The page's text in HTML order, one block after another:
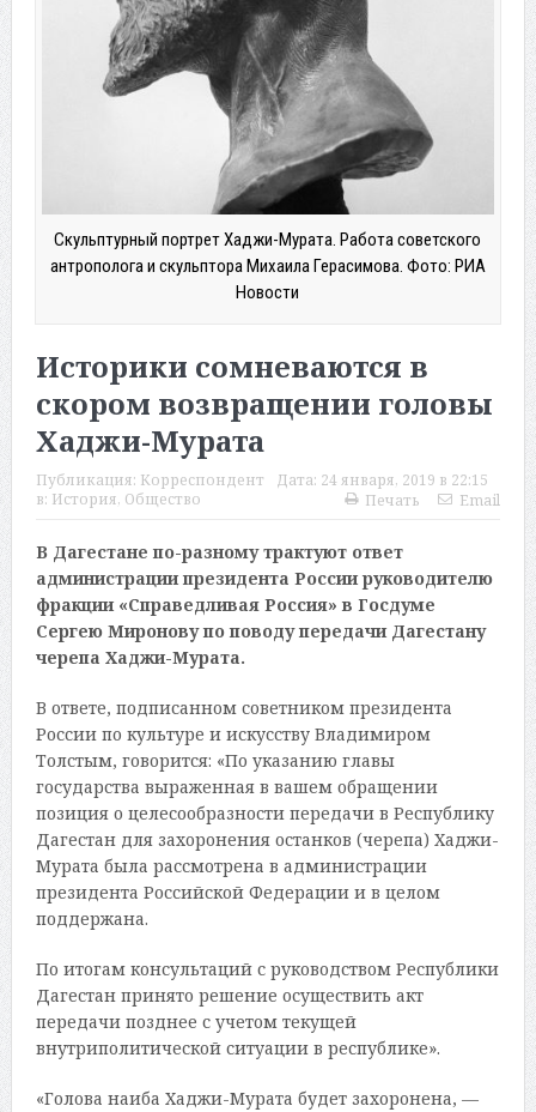
Скульптурный портрет Хаджи-Мурата. Работа советского
антрополога и скульптора Михаила Герасимова. Фото: РИА
Новости
Историки сомневаются в
скором возвращении головы
Хаджи-Мурата
Публикация: Корреспондент Дата: 24 января, 2019 в 22:15
в: История, Общество Печать Email
В Дагестане по-разномутрактуют ответ
администрации президента России руководителю
фракции «Справедливая Россия» в Госдуме
Сергею Миронову по поводу передачи Дагестану
черепа Хаджи-Мурата.
В ответе, подписанном советником президента
России по культуре и искусству Владимиром
Толстым, говорится: «По указанию главы
государства выраженная в вашем обращении
позиция о целесообразности передачи в Республику
Дагестан для захоронения останков (черепа) Хаджи-
Мурата была рассмотрена в администрации
президента Российской Федерации и в целом
поддержана.
По итогам консультаций с руководством Республики
Дагестан принято решение осуществить акт
передачи позднее с учетом текущей
внутриполитической ситуации в республике».
«Голова наиба Хаджи-Мурата будет захоронена, —